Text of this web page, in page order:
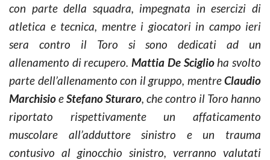
con parte della squadra, impegnata in esercizi di
atletica e tecnica, mentre i giocatori in campo ieri
sera contro il Toro si sono dedicati ad un
allenamento di recupero. Mattia De Sciglioha svolto
parte dell’allenamento con il gruppo, mentreClaudio
MarchisioeStefano Sturaro, che contro il Toro hanno
riportato rispettivamente un affaticamento
muscolare all’adduttore sinistro e un trauma
contusivo al ginocchio sinistro, verranno valutati